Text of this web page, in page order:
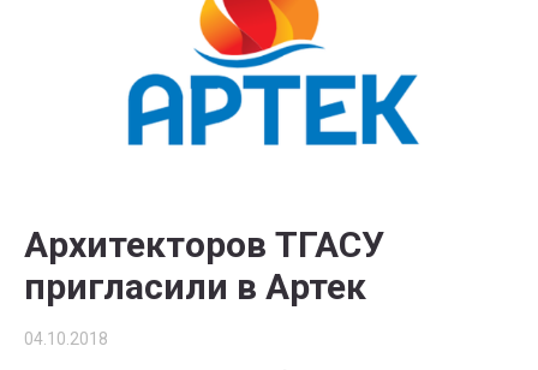
Архитекторов ТГАСУ
пригласили в Артек
04.10.2018